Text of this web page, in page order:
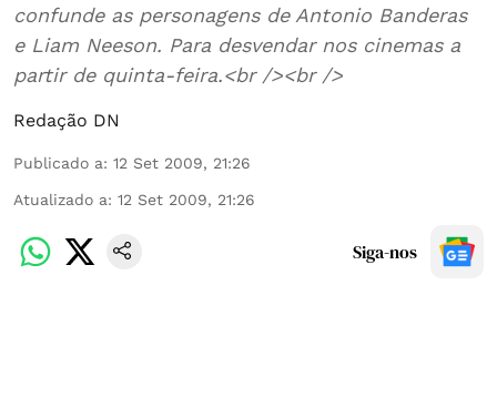
confunde as personagens de Antonio Banderas
e Liam Neeson. Para desvendar nos cinemas a
partir de quinta-feira.<br /><br />
Redação DN
Publicado a: 12 Set 2009, 21:26
Atualizado a: 12 Set 2009, 21:26
Siga-nos